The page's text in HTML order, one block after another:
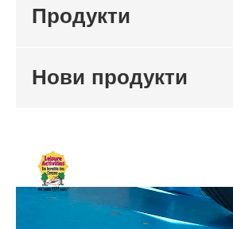
Продукти
Нови продукти